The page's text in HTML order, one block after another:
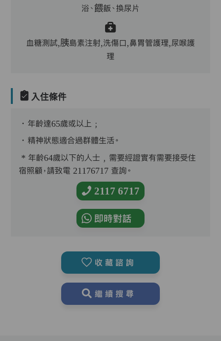
浴、餵飯、換尿片
血糖測試,胰島素注射,洗傷口,鼻胃管護理,尿喉護
理
入住條件
．年齡達65歲或以上﹔
．精神狀態適合過群體生活。
* 年齡64歲以下的人士﹐需要經證實有需要接受住
宿照顧，請致電 21176717 查詢。
2117 6717
即時對話
收藏諮詢
繼續搜尋